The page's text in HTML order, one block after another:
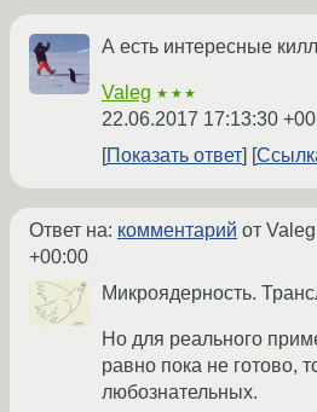
А есть интересные
Valeg ★★★
22.06.2017 17:13:30
Показать ответ
Ответ на: комментарий от Valeg
+00:00
Микроядерность.
Но для реального
равно пока не готово,
любознательных.